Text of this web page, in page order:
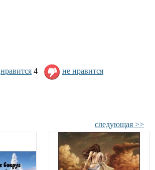
нравится 4 не нравится
следующая >>